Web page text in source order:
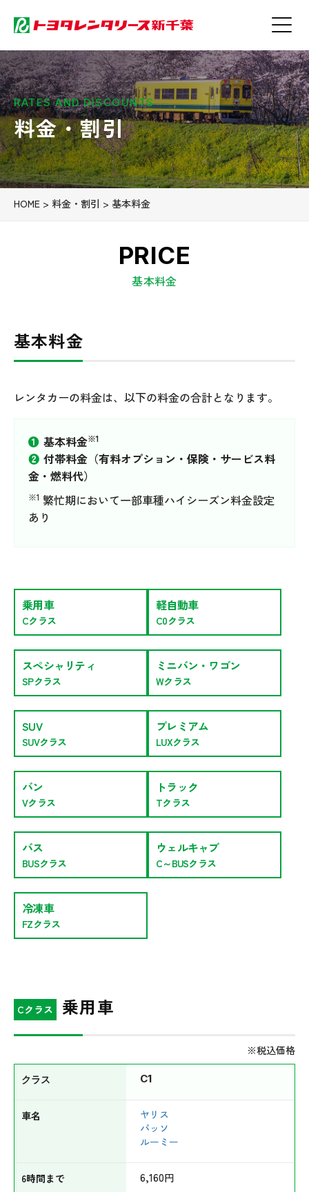
場所から選ぶ
ご利用案内
ご予約からご返却まで
保険・補償制度
オプションサービス
ご利用時に
よくあるご質問
料金・割引
付帯料金
料金割引
安心サポート
ソリューションサービス
採用・会社案内
会社案内
プライバシーポリシー
健康経営宣言
CSR基本方針
カスタマーハラスメント方針
一般事業主行動計画
ENGLISH 中文・繁體
한국어ー ภาษาไทย
RATES AND DISCOUNTS
料金・割引
HOME > 料金・割引 > 基本料金
PRICE
基本料金
基本料金
レンタカーの料金は、以下の料金の合計となります。
❶ 基本料金※1
❷ 付帯料金（有料オプション・保険・サービス料
金・燃料代）
※1 繁忙期において一部車種ハイシーズン料金設定
あり
乗用車
Cクラス
軽自動車
C0クラス
スペシャリティ
SPクラス
ミニバン・ワゴン
Wクラス
SUV
SUVクラス
プレミアム
LUXクラス
バン
Vクラス
トラック
Tクラス
バス
BUSクラス
ウェルキャブ
C～BUSクラス
冷凍車
FZクラス
Cクラス 乗用車
※税込価格
C1
ヤリス
パッソ
ルーミー
6,160円